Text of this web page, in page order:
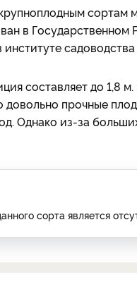
сортам
в Государственном
составляет до 1,8
довольно прочные
Однако из-за
сорта является